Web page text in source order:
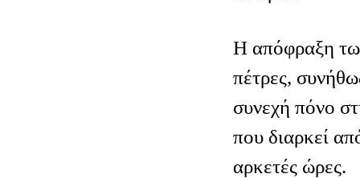
Η απόφραξη
πέτρες,
συνεχή πόνο
που διαρκεί
αρκετές ώρες.